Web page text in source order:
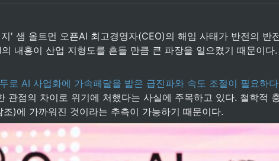
' 샘 올트먼 오픈AI 최고경영자(CEO)의 해임 사태가 반전의 반
내홍이 산업 지형도를 흔들 만큼 큰 파장을 일으켰기 때문이다
로 AI 사업화에 가속페달을 밟은 급진파와 속도 조절이 필요하
관점의 차이로 위기에 처했다는 사실에 주목하고 있다. 철학적
)에 가까워진 것이라는 추측이 가능하기 때문이다.